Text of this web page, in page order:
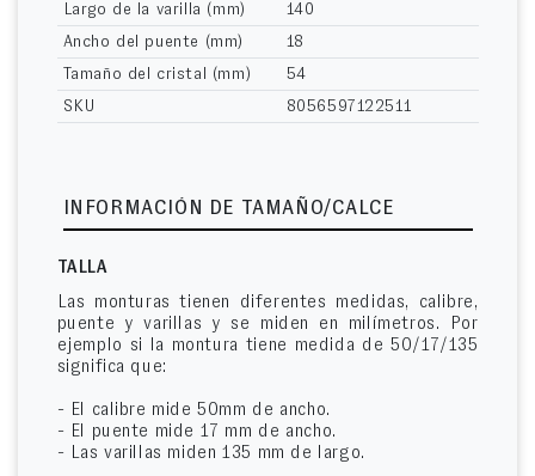
Largo de la varilla (mm)
140
Ancho del puente (mm)
18
Tamaño del cristal (mm)
54
SKU
8056597122511
INFORMACIÓN DE TAMAÑO/CALCE
TALLA
Las monturas tienen diferentes medidas, calibre,
puente y varillas y se miden en milímetros. Por
ejemplo si la montura tiene medida de 50/17/135
significa que:
- El calibre mide 50mm de ancho.
- El puente mide 17 mm de ancho.
- Las varillas miden 135 mm de largo.